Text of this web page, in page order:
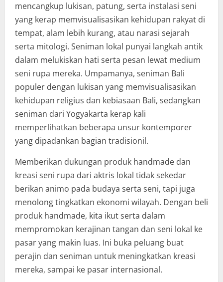
mencangkup lukisan, patung, serta instalasi seni
yang kerap memvisualisasikan kehidupan rakyat di
tempat, alam lebih kurang, atau narasi sejarah
serta mitologi. Seniman lokal punyai langkah antik
dalam melukiskan hati serta pesan lewat medium
seni rupa mereka. Umpamanya, seniman Bali
populer dengan lukisan yang memvisualisasikan
kehidupan religius dan kebiasaan Bali, sedangkan
seniman dari Yogyakarta kerap kali
memperlihatkan beberapa unsur kontemporer
yang dipadankan bagian tradisionil.
Memberikan dukungan produk handmade dan
kreasi seni rupa dari aktris lokal tidak sekedar
berikan animo pada budaya serta seni, tapi juga
menolong tingkatkan ekonomi wilayah. Dengan beli
produk handmade, kita ikut serta dalam
mempromokan kerajinan tangan dan seni lokal ke
pasar yang makin luas. Ini buka peluang buat
perajin dan seniman untuk meningkatkan kreasi
mereka, sampai ke pasar internasional.